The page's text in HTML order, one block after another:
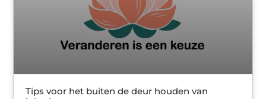
Tips voor het buiten de deur houden van